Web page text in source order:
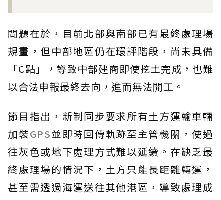
問題在於，目前北部與南部已有最終處理場
規畫，但中部地區仍在環評階段，尚未具備
「C點」，導致中部建商即使挖土完成，也難
以合法申報最終去向，進而無法開工。
節目指出，新制同步要求所有土方運輸車輛
加裝GPS並即時回傳軌跡至主管機關，使過
往灰色或地下處理方式難以延續。在缺乏最
終處理場的情況下，土方只能長距離轉運，
甚至需透過海運送往其他港區，導致處理成